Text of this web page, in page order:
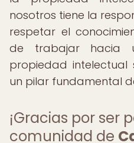
nosotros tiene la
respetar el
de trabajar hacia
propiedad intelectual
un pilar fundamental
¡Gracias por ser
comunidad de